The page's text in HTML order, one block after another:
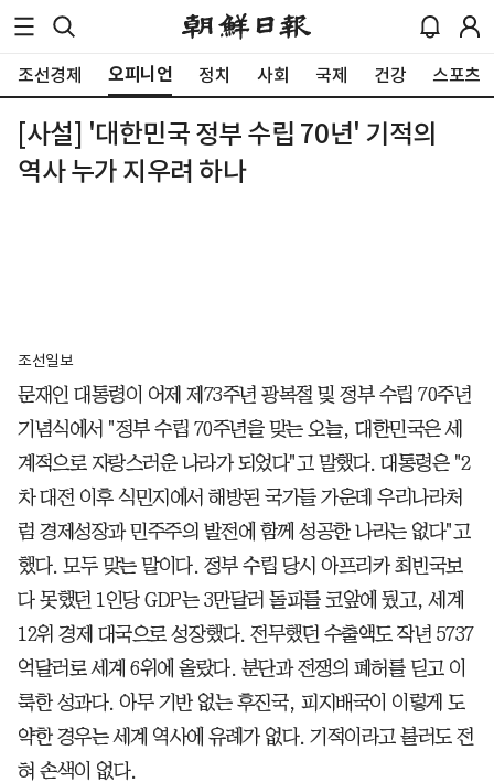
조선경제 오피니언 정치 사회 국제 건강 스포츠
[사설] '대한민국 정부 수립 70년' 기적의
역사 누가 지우려 하나
조선일보
문재인 대통령이 어제 제73주년 광복절 및 정부 수립 70주년
기념식에서 "정부 수립 70주년을 맞는 오늘, 대한민국은 세
계적으로 자랑스러운 나라가 되었다"고 말했다. 대통령은 "2
차 대전 이후 식민지에서 해방된 국가들 가운데 우리나라처
럼 경제성장과 민주주의 발전에 함께 성공한 나라는 없다"고
했다. 모두 맞는 말이다. 정부 수립 당시 아프리카 최빈국보
다 못했던 1인당 GDP는 3만달러 돌파를 코앞에 뒀고, 세계
12위 경제 대국으로 성장했다. 전무했던 수출액도 작년 5737
억달러로 세계 6위에 올랐다. 분단과 전쟁의 폐허를 딛고 이
룩한 성과다. 아무 기반 없는 후진국, 피지배국이 이렇게 도
약한 경우는 세계 역사에 유례가 없다. 기적이라고 불러도 전
혀 손색이 없다.